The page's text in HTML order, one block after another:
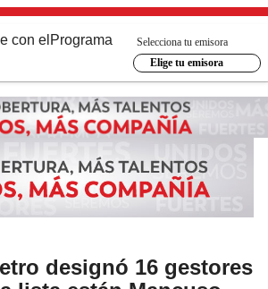
con el Programa
Selecciona tu emisora
Elige tu emisora
designó 16 gestores